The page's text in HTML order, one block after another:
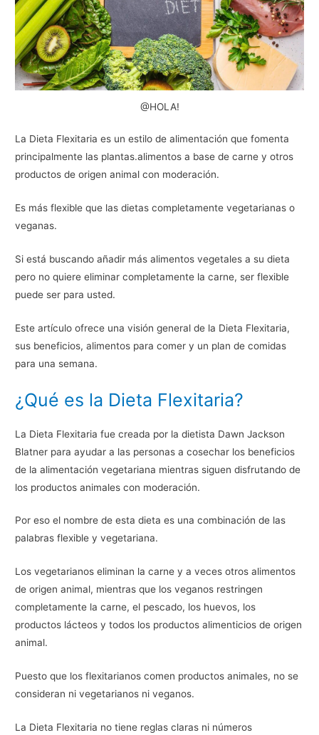
@HOLA!
La Dieta Flexitaria es un estilo de alimentación que fomenta
principalmente las plantas.alimentos a base de carne y otros
productos de origen animal con moderación.
Es más flexible que las dietas completamente vegetarianas o
veganas.
Si está buscando añadir más alimentos vegetales a su dieta
pero no quiere eliminar completamente la carne, ser flexible
puede ser para usted.
Este artículo ofrece una visión general de la Dieta Flexitaria,
sus beneficios, alimentos para comer y un plan de comidas
para una semana.
¿Qué es la Dieta Flexitaria?
La Dieta Flexitaria fue creada por la dietista Dawn Jackson
Blatner para ayudar a las personas a cosechar los beneficios
de la alimentación vegetariana mientras siguen disfrutando de
los productos animales con moderación.
Por eso el nombre de esta dieta es una combinación de las
palabras flexible y vegetariana.
Los vegetarianos eliminan la carne y a veces otros alimentos
de origen animal, mientras que los veganos restringen
completamente la carne, el pescado, los huevos, los
productos lácteos y todos los productos alimenticios de origen
animal.
Puesto que los flexitarianos comen productos animales, no se
consideran ni vegetarianos ni veganos.
La Dieta Flexitaria no tiene reglas claras ni números